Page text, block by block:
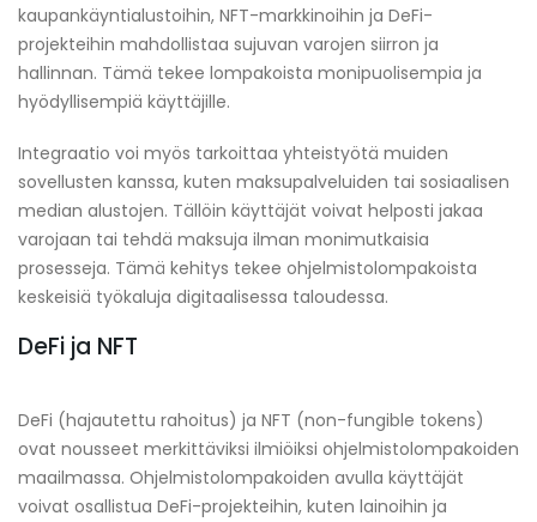
kaupankäyntialustoihin, NFT-markkinoihin ja DeFi-
projekteihin mahdollistaa sujuvan varojen siirron ja
hallinnan. Tämä tekee lompakoista monipuolisempia ja
hyödyllisempiä käyttäjille.
Integraatio voi myös tarkoittaa yhteistyötä muiden
sovellusten kanssa, kuten maksupalveluiden tai sosiaalisen
median alustojen. Tällöin käyttäjät voivat helposti jakaa
varojaan tai tehdä maksuja ilman monimutkaisia
prosesseja. Tämä kehitys tekee ohjelmistolompakoista
keskeisiä työkaluja digitaalisessa taloudessa.
DeFi ja NFT
DeFi (hajautettu rahoitus) ja NFT (non-fungible tokens)
ovat nousseet merkittäviksi ilmiöiksi ohjelmistolompakoiden
maailmassa. Ohjelmistolompakoiden avulla käyttäjät
voivat osallistua DeFi-projekteihin, kuten lainoihin ja